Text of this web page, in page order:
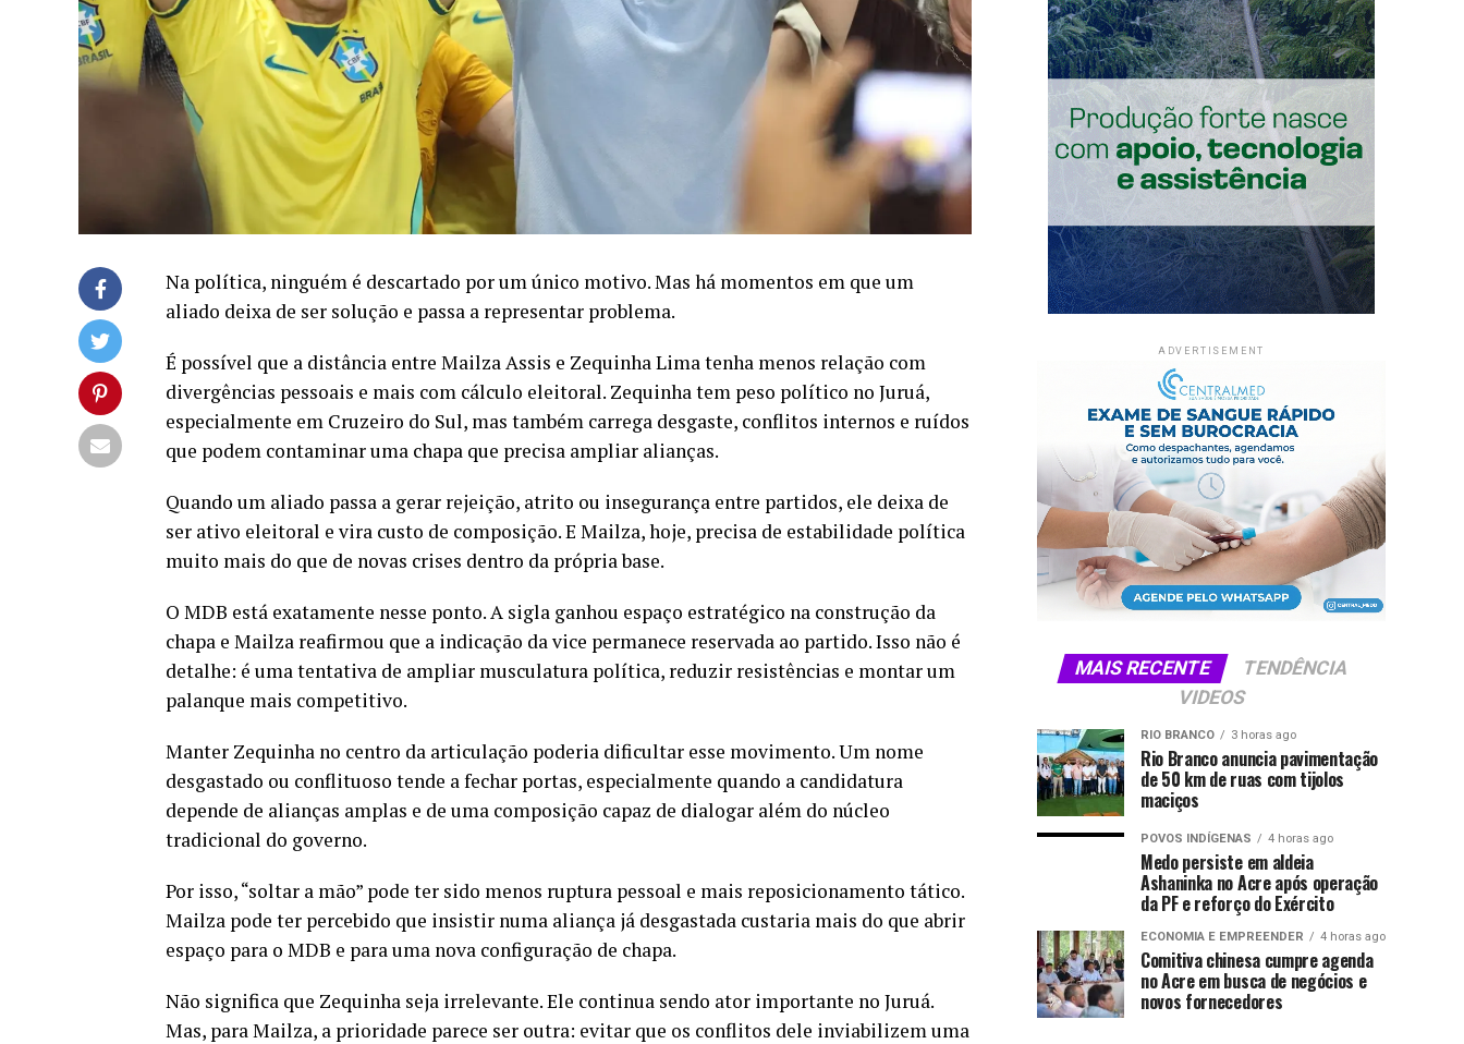
Na política, ninguém é descartado por um único motivo. Mas há momentos em que um
aliado deixa de ser solução e passa a representar problema.
É possível que a distância entre Mailza Assis e Zequinha Lima tenha menos relação com
divergências pessoais e mais com cálculo eleitoral. Zequinha tem peso político no Juruá,
especialmente em Cruzeiro do Sul, mas também carrega desgaste, conflitos internos e ruídos
que podem contaminar uma chapa que precisa ampliar alianças.
Quando um aliado passa a gerar rejeição, atrito ou insegurança entre partidos, ele deixa de
ser ativo eleitoral e vira custo de composição. E Mailza, hoje, precisa de estabilidade política
muito mais do que de novas crises dentro da própria base.
O MDB está exatamente nesse ponto. A sigla ganhou espaço estratégico na construção da
chapa e Mailza reafirmou que a indicação da vice permanece reservada ao partido. Isso não é
detalhe: é uma tentativa de ampliar musculatura política, reduzir resistências e montar um
palanque mais competitivo.
Manter Zequinha no centro da articulação poderia dificultar esse movimento. Um nome
desgastado ou conflituoso tende a fechar portas, especialmente quando a candidatura
depende de alianças amplas e de uma composição capaz de dialogar além do núcleo
tradicional do governo.
Por isso, “soltar a mão” pode ter sido menos ruptura pessoal e mais reposicionamento tático.
Mailza pode ter percebido que insistir numa aliança já desgastada custaria mais do que abrir
espaço para o MDB e para uma nova configuração de chapa.
Não significa que Zequinha seja irrelevante. Ele continua sendo ator importante no Juruá.
Mas, para Mailza, a prioridade parece ser outra: evitar que os conflitos dele inviabilizem uma
ADVERTISEMENT
MAIS RECENTE
TENDÊNCIA
VIDEOS
RIO BRANCO 3 horas ago
Rio Branco anuncia pavimentação
de 50 km de ruas com tijolos
maciços
POVOS INDÍGENAS 4 horas ago
Medo persiste em aldeia
Ashaninka no Acre após operação
da PF e reforço do Exército
ECONOMIA E EMPREENDER 4 horas ago
Comitiva chinesa cumpre agenda
no Acre em busca de negócios e
novos fornecedores